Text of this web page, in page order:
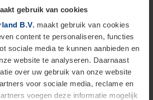
gebruik van cookies
B.V. maakt gebruik van cookies
content te personaliseren, functies
sociale media te kunnen aanbieden en
website te analyseren. Daarnaast
over uw gebruik van onze website
voor sociale media, reclame en
voegen deze informatie mogelijk